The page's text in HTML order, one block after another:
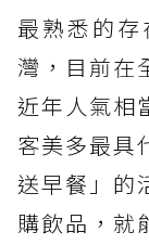
最熟悉的
灣，目前在
近年人氣相
客美多最具
送早餐」的
購飲品，就